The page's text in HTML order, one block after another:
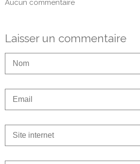
Aucun commentaire
Laisser un commentaire